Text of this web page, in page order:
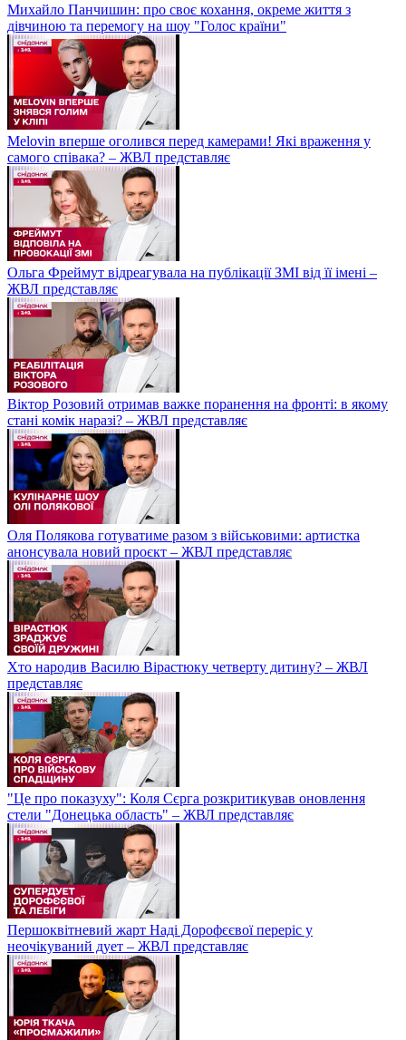
Михайло Панчишин: про своє кохання, окреме життя з
дівчиною та перемогу на шоу "Голос країни"
Melovin вперше оголився перед камерами! Які враження у
самого співака? – ЖВЛ представляє
Ольга Фреймут відреагувала на публікації ЗМІ від її імені –
ЖВЛ представляє
Віктор Розовий отримав важке поранення на фронті: в якому
стані комік наразі? – ЖВЛ представляє
Оля Полякова готуватиме разом з військовими: артистка
анонсувала новий проєкт – ЖВЛ представляє
Хто народив Василю Вірастюку четверту дитину? – ЖВЛ
представляє
"Це про показуху": Коля Сєрга розкритикував оновлення
стели "Донецька область" – ЖВЛ представляє
Першоквітневий жарт Наді Дорофєєвої переріс у
неочікуваний дует – ЖВЛ представляє